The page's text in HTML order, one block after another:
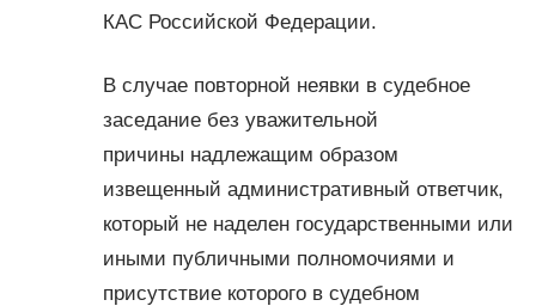
КАС Российской Федерации.
В случае повторной неявки в судебное
заседание без уважительной
причины надлежащим образом
извещенный административный ответчик,
который не наделен государственными или
иными публичными полномочиями и
присутствие которого в судебном